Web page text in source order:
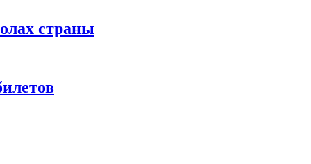
страны